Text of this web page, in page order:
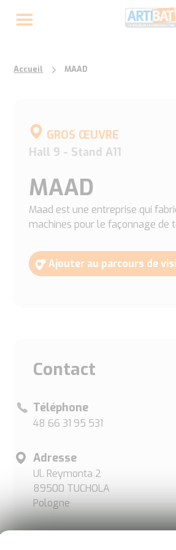
Accueil MAAD
GROS ŒUVRE
Hall 9 - Stand A11
MAAD
Maad est une entreprise qui
machines pour le façonnage de
Ajouter au parcours de
Contact
Téléphone
48 66 31 95 531
Adresse
Ul. Reymonta 2
89500 TUCHOLA
Pologne